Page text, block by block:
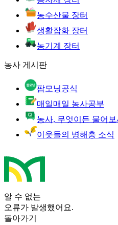
농수산물 장터
생활잡화 장터
농기계 장터
농사 게시판
팜모닝공식
매일매일 농사공부
농사, 무엇이든 물어보
이웃들의 병해충 소식
알 수 없는
오류가 발생했어요.
돌아가기